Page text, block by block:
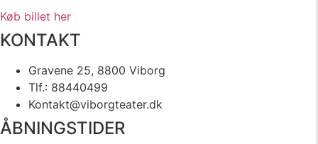
Køb billet her
KONTAKT
Gravene 25, 8800 Viborg
Tlf.: 88440499
Kontakt@viborgteater.dk
ÅBNINGSTIDER